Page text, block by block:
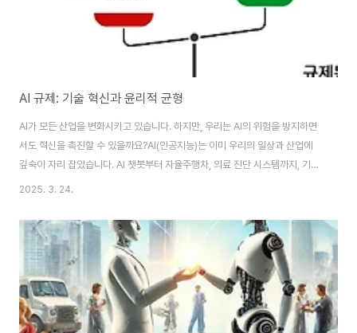
AI 규제: 기술 혁신과 윤리적 균형
AI가 모든 산업을 변화시키고 있습니다. 하지만, 우리는 AI의 위험을 방지하면
서도 혁신을 촉진할 수 있을까요?AI(인공지능)는 이미 우리의 일상과 산업에
깊숙이 자리 잡았습니다. AI 챗봇부터 자율주행차, 의료 진단 시스템까지, 기술
의 발전은 놀라울 정도로 빠릅니다. 하지만, AI의 발전이 윤리적 문제와 보안 위
통해 이 문제를 해결하고자 하지만, 기술 발전을 저해하지 않으면서도 안전한
환경을 조성하는 것이 가장 큰 과제입니다. 이번 글에서는 AI 규제가 왜 필요한
지, 각국의 AI 규제 현황, 그리고 AI 규제가 가져올 미래 변화에 대해 살펴보겠
습니다.📋 목차AI 규제의 필요성 각국의 AI 규제 현황 AI 윤리 문제와 법적 ..
2025. 3. 24.